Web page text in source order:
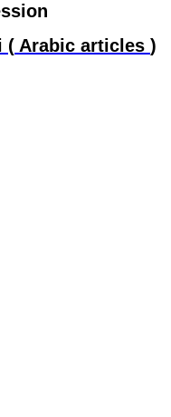
( Arabic articles )